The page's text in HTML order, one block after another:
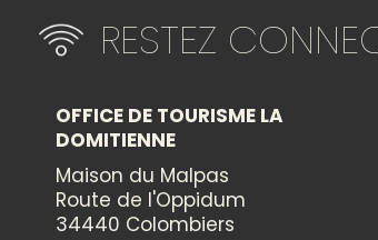
DES ALBUMS DE MIES
VAN HOUT
RESTEZ
OFFICE DE TOURISME LA
DOMITIENNE
Maison du Malpas
Route de l'Oppidum
34440 Colombiers